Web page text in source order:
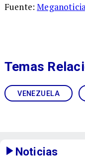
Fuente:
VENEZUELA
Temas
Noticias